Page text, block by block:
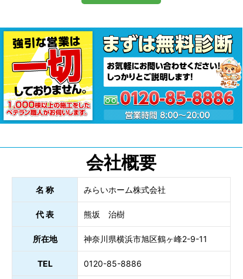
会社概要
名 称 みらいホーム株式会社
代 表 熊坂 治樹
所在地 神奈川県横浜市旭区鶴ヶ峰2-9-11
TEL 0120-85-8886